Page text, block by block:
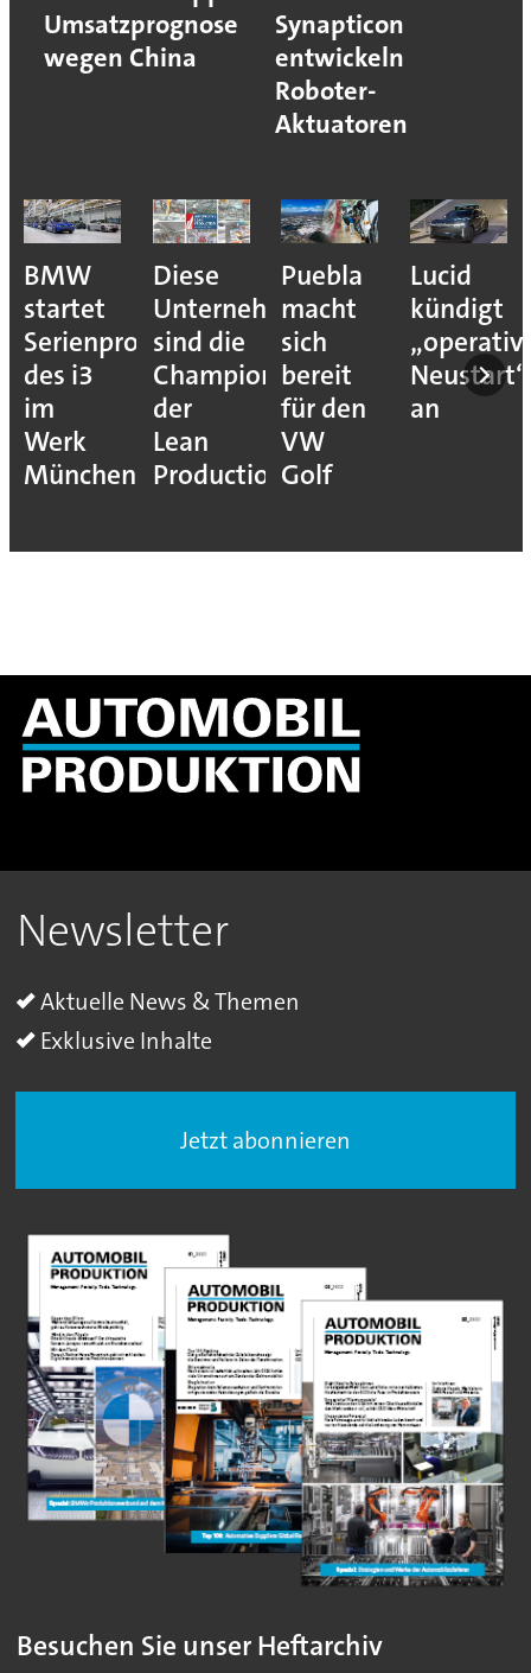
Umsatzprognose
wegen China
Synapticon
entwickeln
Roboter-
Aktuatoren
BMW
startet
Serienproduktion
des i3
im
Werk
München
Diese
Unternehmen
sind die
Champions
der
Lean
Production
Puebla
macht
sich
bereit
für den
VW
Golf
Lucid
kündigt
Neustart“
an
Newsletter
Aktuelle News & Themen
Exklusive Inhalte
Jetzt abonnieren
Besuchen Sie unser Heftarchiv